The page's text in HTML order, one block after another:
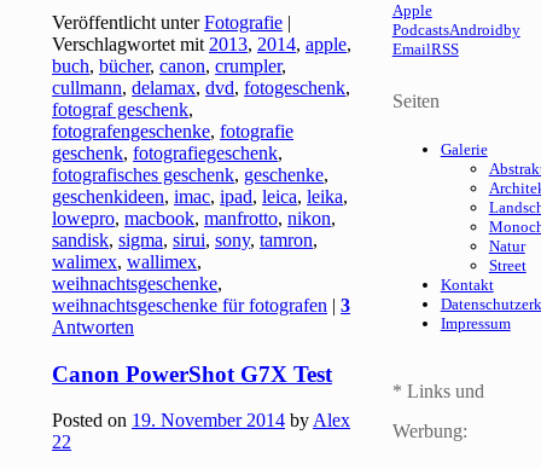
Veröffentlicht unter Fotografie |
Verschlagwortet mit 2013, 2014,apple,
buch,bücher,canon,crumpler,
cullmann,delamax,dvd,fotogeschenk,
fotograf geschenk,
fotografengeschenke,fotografie
geschenk,fotografiegeschenk,
fotografisches geschenk, geschenke,
geschenkideen,imac,ipad,leica,leika,
lowepro,macbook,manfrotto,nikon,
sandisk,sigma,sirui,sony,tamron,
walimex,wallimex,
weihnachtsgeschenke,
weihnachtsgeschenke für fotografen |3
Antworten
Canon PowerShot G7X Test
Posted on 19. November 2014 by Alex
22
Apple
PodcastsAndroidby
EmailRSS
Seiten
Galerie
Natur
Street
Kontakt
Impressum
* Links und
Werbung: